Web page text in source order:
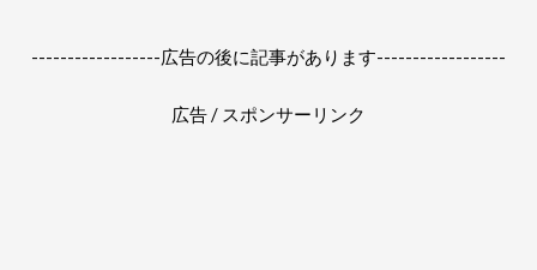
------------------広告の後に記事があります------------------
広告 / スポンサーリンク